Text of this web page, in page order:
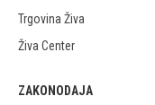
Trgovina Živa
Živa Center
ZAKONODAJA